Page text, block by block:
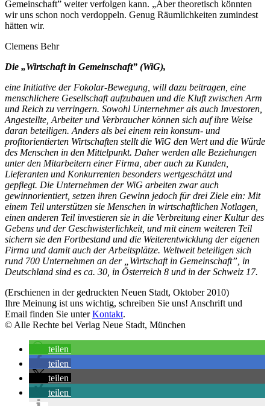
Gemeinschaft” weiter verfolgen kann. „Aber theoretisch könnten
wir uns schon noch verdoppeln. Genug Räumlichkeiten zumindest
hätten wir.
Clemens Behr
Die „Wirtschaft in Gemeinschaft” (WiG),
eine Initiative der Fokolar-Bewegung, will dazu beitragen, eine
menschlichere Gesellschaft aufzubauen und die Kluft zwischen Arm
und Reich zu verringern. Sowohl Unternehmer als auch Investoren,
Angestellte, Arbeiter und Verbraucher können sich auf ihre Weise
daran beteiligen. Anders als bei einem rein konsum- und
profitorientierten Wirtschaften stellt die WiG den Wert und die Würde
des Menschen in den Mittelpunkt. Daher werden alle Beziehungen
unter den Mitarbeitern einer Firma, aber auch zu Kunden,
Lieferanten und Konkurrenten besonders wertgeschätzt und
gepflegt. Die Unternehmen der WiG arbeiten zwar auch
gewinnorientiert, setzen ihren Gewinn jedoch für drei Ziele ein: Mit
einem Teil unterstützen sie Menschen in wirtschaftlichen Notlagen,
einen anderen Teil investieren sie in die Verbreitung einer Kultur des
Gebens und der Geschwisterlichkeit, und mit einem weiteren Teil
sichern sie den Fortbestand und die Weiterentwicklung der eigenen
Firma und damit auch der Arbeitsplätze. Weltweit beteiligen sich
rund 700 Unternehmen an der „Wirtschaft in Gemeinschaft”, in
Deutschland sind es ca. 30, in Österreich 8 und in der Schweiz 17.
(Erschienen in der gedruckten Neuen Stadt, Oktober 2010)
Ihre Meinung ist uns wichtig, schreiben Sie uns! Anschrift und
Email finden Sie unterKontakt.
© Alle Rechte bei Verlag Neue Stadt, München
teilen
teilen
teilen
teilen